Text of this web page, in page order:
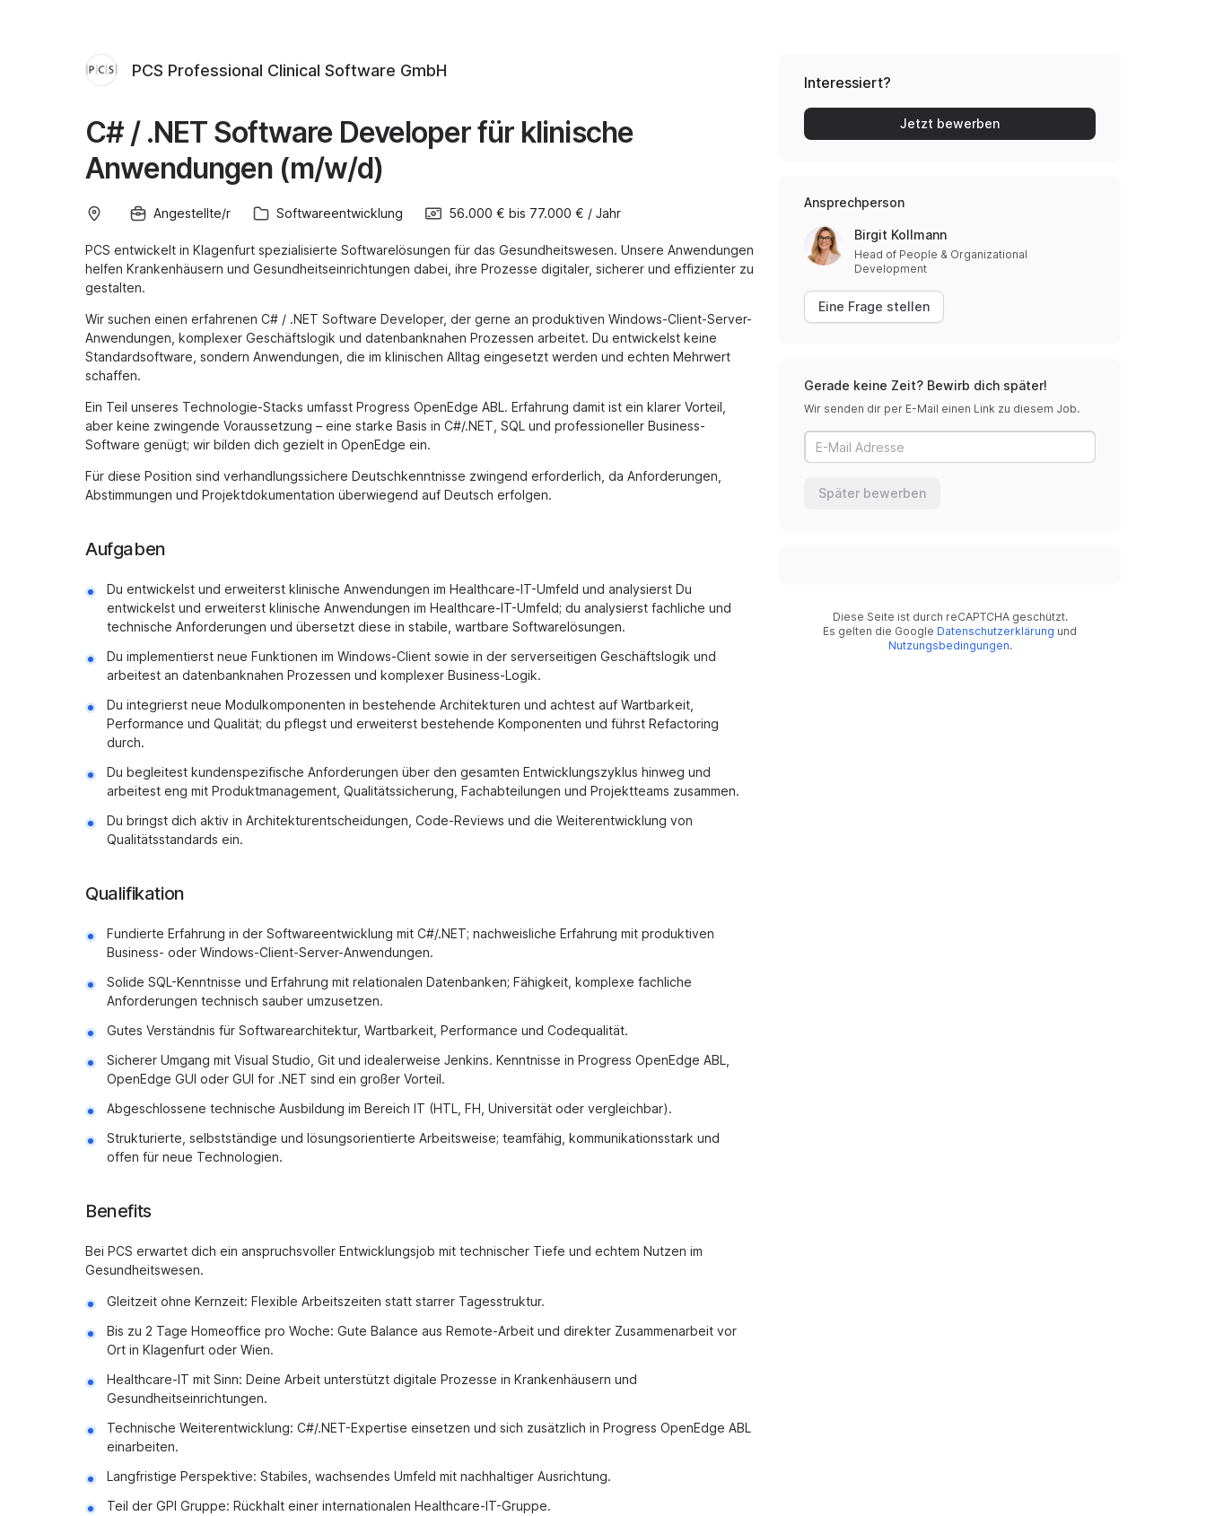
PCS Professional Clinical Software GmbH
C# / .NET Software Developer für klinische
Anwendungen (m/w/d)
Angestellte/r Softwareentwicklung 56.000 € bis 77.000 € / Jahr
PCS entwickelt in Klagenfurt spezialisierte Softwarelösungen für das Gesundheitswesen. Unsere Anwendungen
helfen Krankenhäusern und Gesundheitseinrichtungen dabei, ihre Prozesse digitaler, sicherer und effizienter zu
gestalten.
Wir suchen einen erfahrenen C# / .NET Software Developer, der gerne an produktiven Windows-Client-Server-
Anwendungen, komplexer Geschäftslogik und datenbanknahen Prozessen arbeitet. Du entwickelst keine
Standardsoftware, sondern Anwendungen, die im klinischen Alltag eingesetzt werden und echten Mehrwert
schaffen.
Ein Teil unseres Technologie-Stacks umfasst Progress OpenEdge ABL. Erfahrung damit ist ein klarer Vorteil,
aber keine zwingende Voraussetzung – eine starke Basis in C#/.NET, SQL und professioneller Business-
Software genügt; wir bilden dich gezielt in OpenEdge ein.
Für diese Position sind verhandlungssichere Deutschkenntnisse zwingend erforderlich, da Anforderungen,
Abstimmungen und Projektdokumentation überwiegend auf Deutsch erfolgen.
Aufgaben
Du entwickelst und erweiterst klinische Anwendungen im Healthcare-IT-Umfeld und analysierst Du
entwickelst und erweiterst klinische Anwendungen im Healthcare-IT-Umfeld; du analysierst fachliche und
technische Anforderungen und übersetzt diese in stabile, wartbare Softwarelösungen.
Du implementierst neue Funktionen im Windows-Client sowie in der serverseitigen Geschäftslogik und
arbeitest an datenbanknahen Prozessen und komplexer Business-Logik.
Du integrierst neue Modulkomponenten in bestehende Architekturen und achtest auf Wartbarkeit,
Performance und Qualität; du pflegst und erweiterst bestehende Komponenten und führst Refactoring
durch.
Du begleitest kundenspezifische Anforderungen über den gesamten Entwicklungszyklus hinweg und
arbeitest eng mit Produktmanagement, Qualitätssicherung, Fachabteilungen und Projektteams zusammen.
Du bringst dich aktiv in Architekturentscheidungen, Code-Reviews und die Weiterentwicklung von
Qualitätsstandards ein.
Qualifikation
Fundierte Erfahrung in der Softwareentwicklung mit C#/.NET; nachweisliche Erfahrung mit produktiven
Business- oder Windows-Client-Server-Anwendungen.
Solide SQL-Kenntnisse und Erfahrung mit relationalen Datenbanken; Fähigkeit, komplexe fachliche
Anforderungen technisch sauber umzusetzen.
Gutes Verständnis für Softwarearchitektur, Wartbarkeit, Performance und Codequalität.
Sicherer Umgang mit Visual Studio, Git und idealerweise Jenkins. Kenntnisse in Progress OpenEdge ABL,
OpenEdge GUI oder GUI for .NET sind ein großer Vorteil.
Abgeschlossene technische Ausbildung im Bereich IT (HTL, FH, Universität oder vergleichbar).
Strukturierte, selbstständige und lösungsorientierte Arbeitsweise; teamfähig, kommunikationsstark und
offen für neue Technologien.
Benefits
Bei PCS erwartet dich ein anspruchsvoller Entwicklungsjob mit technischer Tiefe und echtem Nutzen im
Gesundheitswesen.
Gleitzeit ohne Kernzeit: Flexible Arbeitszeiten statt starrer Tagesstruktur.
Bis zu 2 Tage Homeoffice pro Woche: Gute Balance aus Remote-Arbeit und direkter Zusammenarbeit vor
Ort in Klagenfurt oder Wien.
Healthcare-IT mit Sinn: Deine Arbeit unterstützt digitale Prozesse in Krankenhäusern und
Gesundheitseinrichtungen.
Technische Weiterentwicklung: C#/.NET-Expertise einsetzen und sich zusätzlich in Progress OpenEdge ABL
einarbeiten.
Langfristige Perspektive: Stabiles, wachsendes Umfeld mit nachhaltiger Ausrichtung.
Teil der GPI Gruppe: Rückhalt einer internationalen Healthcare-IT-Gruppe.
Interessiert?
Jetzt bewerben
Ansprechperson
Birgit Kollmann
Head of People & Organizational
Development
Eine Frage stellen
Gerade keine Zeit? Bewirb dich später!
Wir senden dir per E-Mail einen Link zu diesem Job.
Später bewerben
Diese Seite ist durch reCAPTCHA geschützt.
Es gelten die Google Datenschutzerklärung und
Nutzungsbedingungen.